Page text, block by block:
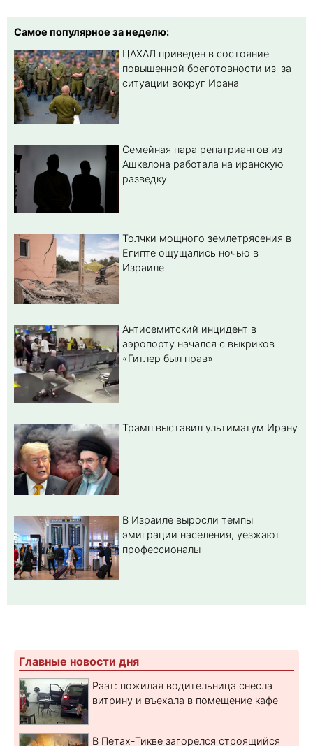
Самое популярное за неделю:
ЦАХАЛ приведен в состояние
повышенной боеготовности из-за
ситуации вокруг Ирана
Семейная пара репатриантов из
Ашкелона работала на иранскую
разведку
Толчки мощного землетрясения в
Египте ощущались ночью в
Израиле
Антисемитский инцидент в
аэропорту начался с выкриков
«Гитлер был прав»
Трамп выставил ультиматум Ирану
В Израиле выросли темпы
эмиграции населения, уезжают
профессионалы
Главные новости дня
Раат: пожилая водительница снесла
витрину и въехала в помещение кафе
В Петах-Тикве загорелся строящийся